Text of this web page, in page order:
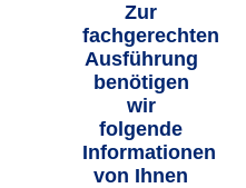
Zur
fachgerechten
Ausführung
benötigen
wir
folgende
Informationen
von Ihnen